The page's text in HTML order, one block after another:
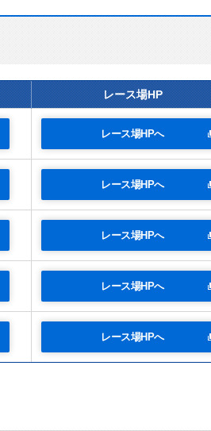
レース場HP
レース場HPへ
レース場HPへ
レース場HPへ
レース場HPへ
レース場HPへ